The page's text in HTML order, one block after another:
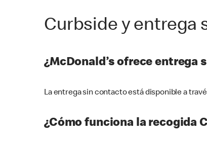
Curbside y entrega
¿McDonald’s ofrece entrega
La entrega sin contacto está disponible a
¿Cómo funciona la recogida